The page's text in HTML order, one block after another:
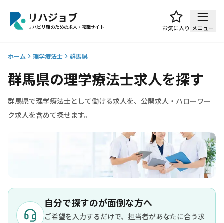
リハジョブ
リハビリ職のための求人・転職サイト お気に入り メニュー
ホーム 理学療法士 群馬県
群馬県の理学療法士求人を探す
群馬県で理学療法士として働ける求人を、公開求人・ハローワー
ク求人を含めて探せます。
自分で探すのが面倒な方へ
ご希望を入力するだけで、担当者があなたに合う求